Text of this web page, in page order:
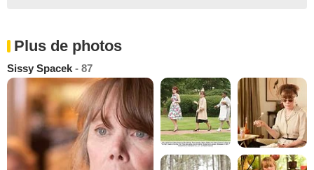
Plus de photos
Sissy Spacek - 87